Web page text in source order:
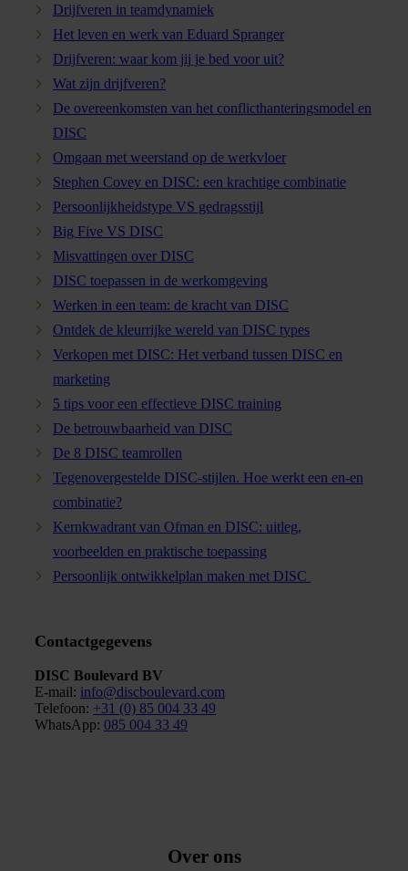
Drijfveren in teamdynamiek
Het leven en werk van Eduard Spranger
Drijfveren: waar kom jij je bed voor uit?
Wat zijn drijfveren?
De overeenkomsten van het conflicthanteringsmodel en
DISC
Omgaan met weerstand op de werkvloer
Stephen Covey en DISC: een krachtige combinatie
Persoonlijkheidstype VS gedragsstijl
Big Five VS DISC
Misvattingen over DISC
DISC toepassen in de werkomgeving
Werken in een team: de kracht van DISC
Ontdek de kleurrijke wereld van DISC types
Verkopen met DISC: Het verband tussen DISC en
marketing
5 tips voor een effectieve DISC training
De betrouwbaarheid van DISC
De 8 DISC teamrollen
Tegenovergestelde DISC-stijlen. Hoe werkt een en-en
combinatie?
Kernkwadrant van Ofman en DISC: uitleg,
voorbeelden en praktische toepassing
Persoonlijk ontwikkelplan maken met DISC
Contactgegevens
DISC Boulevard BV
E-mail: info@discboulevard.com
Telefoon: +31 (0) 85 004 33 49
WhatsApp: 085 004 33 49
Over ons